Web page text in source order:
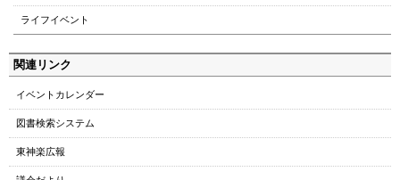
メ
ー
ライフイベント
関連リンク
イベントカレンダー
図書検索システム
東神楽広報